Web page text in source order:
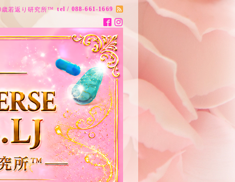
歳若返り研究所™ tel / 088-661-1669